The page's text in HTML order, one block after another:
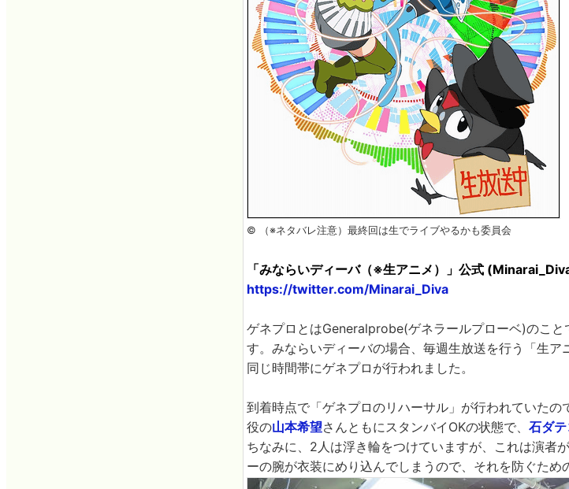
© （※ネタバレ注意）最終回は生でライブやるかも委員会
「みならいディーバ（※生アニメ）」公式
https://twitter.com/Minarai_Diva
ゲネプロとはGeneralprobe(ゲネラールプローベ)のこと
す。みならいディーバの場合、毎週生放送を行う「生ア
同じ時間帯にゲネプロが行われました。
到着時点で「ゲネプロのリハーサル」が行われていたの
役の山本希望さんともにスタンバイOKの状態で、 石ダ
ちなみに、2人は浮き輪をつけていますが、これは演者
ーの腕が衣装にめり込んでしまうので、それを防ぐため